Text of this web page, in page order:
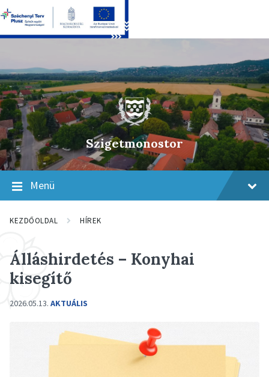
content
main
navigation
footer
Szigetmonostor
Menü
KEZDŐOLDAL HÍREK
Álláshirdetés – Konyhai
kisegítő
2026.05.13. AKTUÁLIS